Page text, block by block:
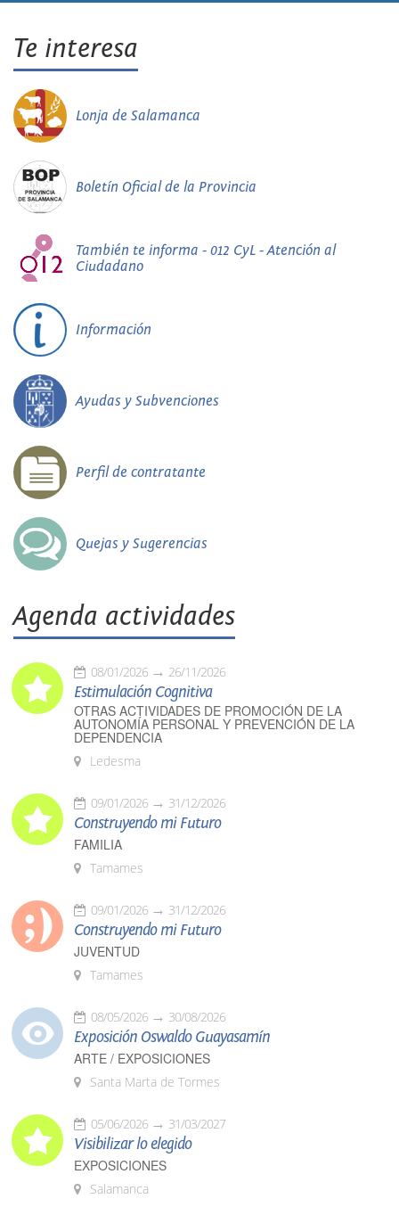
Te interesa
Lonja de Salamanca
Boletín Oficial de la Provincia
También te informa - 012 CyL - Atención al
Ciudadano
Información
Ayudas y Subvenciones
Perfil de contratante
Quejas y Sugerencias
Agenda actividades
08/01/2026 26/11/2026
Estimulación Cognitiva
OTRAS ACTIVIDADES DE PROMOCIÓN DE LA
AUTONOMÍA PERSONAL Y PREVENCIÓN DE LA
DEPENDENCIA
Ledesma
09/01/2026 31/12/2026
Construyendo mi Futuro
FAMILIA
Tamames
09/01/2026 31/12/2026
Construyendo mi Futuro
JUVENTUD
Tamames
08/05/2026 30/08/2026
Exposición Oswaldo Guayasamín
ARTE / EXPOSICIONES
Santa Marta de Tormes
05/06/2026 31/03/2027
Visibilizar lo elegido
EXPOSICIONES
Salamanca